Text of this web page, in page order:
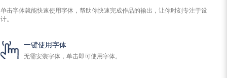
单击字体就能快速使用字体，帮助你快速完成作品的输出，让你时刻专注于设
计。
一键使用字体
无需安装字体，单击即可使用字体。